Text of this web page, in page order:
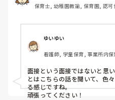
保育士, 幼稚園教諭, 保育園, 認可
ゆいゆい
看護師, 学童保育, 事業所内
面接という面接ではないと思
とはこちらの話を聞いて、色
る感じですね。
頑張ってください！